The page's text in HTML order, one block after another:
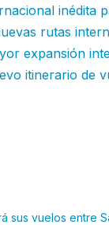
inédita
rutas
expansión
itinerario de
sus vuelos entre